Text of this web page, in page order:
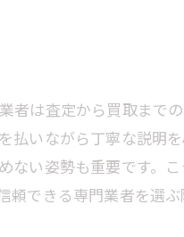
者は査定から買取まで
払いながら丁寧な説明
い姿勢も重要です。
できる専門業者を選